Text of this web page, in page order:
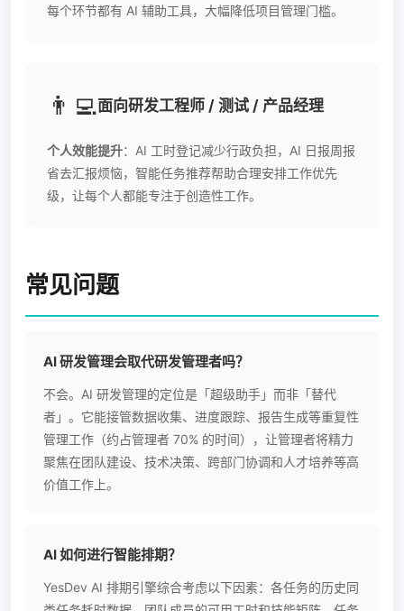
每个环节都有 AI 辅助工具，大幅降低项目管理门槛。
👨‍💻面向研发工程师 / 测试 / 产品经理
个人效能提升：AI 工时登记减少行政负担，AI 日报周报
省去汇报烦恼，智能任务推荐帮助合理安排工作优先
级，让每个人都能专注于创造性工作。
常见问题
AI 研发管理会取代研发管理者吗？
不会。AI 研发管理的定位是「超级助手」而非「替代
者」。它能接管数据收集、进度跟踪、报告生成等重复性
管理工作（约占管理者 70% 的时间），让管理者将精力
聚焦在团队建设、技术决策、跨部门协调和人才培养等高
价值工作上。
AI 如何进行智能排期？
YesDev AI 排期引擎综合考虑以下因素：各任务的历史同